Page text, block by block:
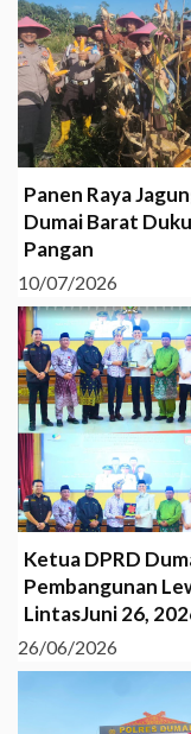
Panen Raya
Dumai Barat
Pangan
10/07/2026
Ketua DPRD
Pembangunan
LintasJuni 26,
26/06/2026